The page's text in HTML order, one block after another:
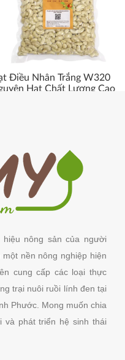
Điều Nhân Trắng W320
Hạt Chất Lượng Cao
nông sản của người
nền nông nghiệp hiện
cung cấp các loại thực
trại nuôi ruồi lính đen tại
Phước. Mong muốn chia
và phát triển hệ sinh thái